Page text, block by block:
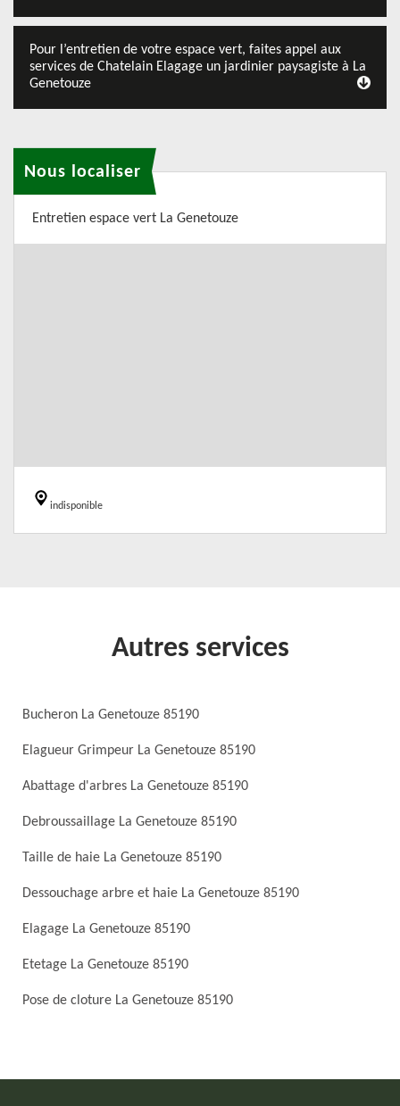
Pour l’entretien de votre espace vert, faites appel aux
services de Chatelain Elagage un jardinier paysagiste à La
Genetouze
Nous localiser
Entretien espace vert La Genetouze
indisponible
Autres services
Bucheron La Genetouze 85190
Elagueur Grimpeur La Genetouze 85190
Abattage d'arbres La Genetouze 85190
Debroussaillage La Genetouze 85190
Taille de haie La Genetouze 85190
Dessouchage arbre et haie La Genetouze 85190
Elagage La Genetouze 85190
Etetage La Genetouze 85190
Pose de cloture La Genetouze 85190